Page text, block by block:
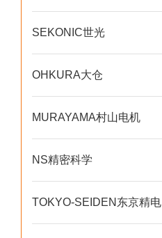
SEKONIC世光
OHKURA大仓
MURAYAMA村山电机
NS精密科学
TOKYO-SEIDEN东京精电